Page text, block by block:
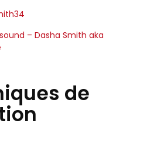
– Dasha Smith aka
de